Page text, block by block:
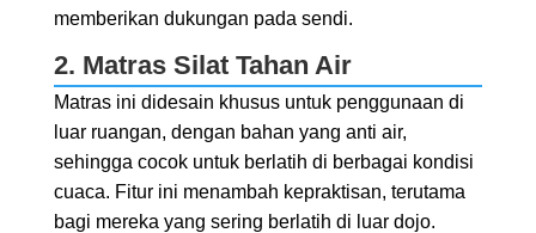
memberikan dukungan pada sendi.
2. Matras Silat Tahan Air
Matras ini didesain khusus untuk penggunaan di
luar ruangan, dengan bahan yang anti air,
sehingga cocok untuk berlatih di berbagai kondisi
cuaca. Fitur ini menambah kepraktisan, terutama
bagi mereka yang sering berlatih di luar dojo.